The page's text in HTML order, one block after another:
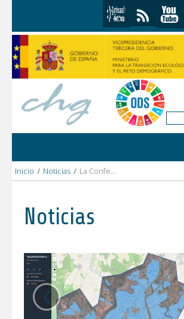
Inicio / Noticias / La Confederación Hidrográfica del Guadalquivir resuelve el concurso de concesiones de la presa de Siles
Noticias
‹